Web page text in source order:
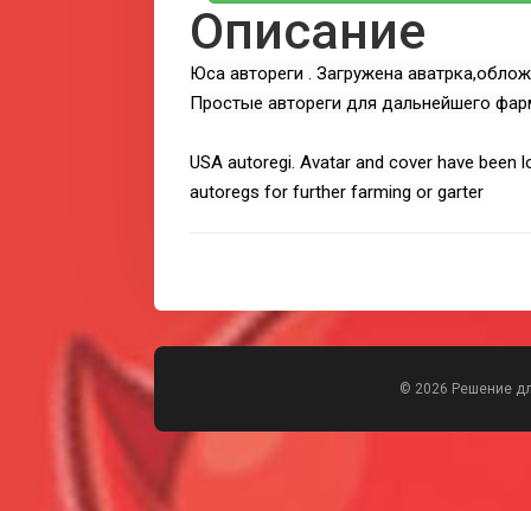
Описание
Юса автореги . Загружена
Простые автореги для дальнейшего
USA autoregi. Avatar and cover have been
autoregs for further farming or garter
© 2026 Решение